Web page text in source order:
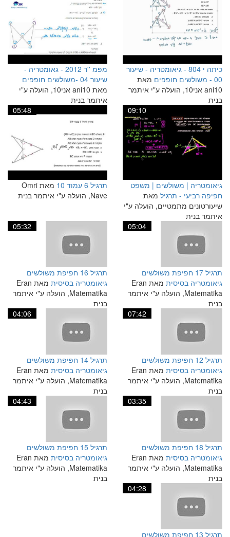
כיתה י 804 - גיאומטריה - שיעור
00 - משולשים חופפים
מאת
ani10 אני10, הועלה ע"י איתמר
בנית
מפמ ''ר 2012 - גאומטריה -
שיעור 04 -משולשים חופפים
מאת ani10 אני10, הועלה ע"י
איתמר בנית
09:10
גיאומטריה | משולשים | משפט
חפיפה רביעי - תרגיל מאת
שיעורטונים מתמטיים, הועלה ע"י
איתמר בנית
05:48
תרגיל 6 עמוד 10
מאת Omri
Nave, הועלה ע"י איתמר בנית
05:04
תרגיל 17 חפיפת משולשים
גיאומטריה בסיסית
מאת Eran
Matematika, הועלה ע"י איתמר
בנית
05:32
תרגיל 16 חפיפת משולשים
גיאומטריה בסיסית
מאת Eran
Matematika, הועלה ע"י איתמר
בנית
07:42
תרגיל 12 חפיפת משולשים
גיאומטריה בסיסית
מאת Eran
Matematika, הועלה ע"י איתמר
בנית
04:06
תרגיל 14 חפיפת משולשים
גיאומטריה בסיסית
מאת Eran
Matematika, הועלה ע"י איתמר
בנית
03:35
תרגיל 18 חפיפת משולשים
גיאומטריה בסיסית
מאת Eran
Matematika, הועלה ע"י איתמר
בנית
04:43
תרגיל 15 חפיפת משולשים
גיאומטריה בסיסית
מאת Eran
Matematika, הועלה ע"י איתמר
בנית
04:28
תרגיל 13 חפיפת משולשים